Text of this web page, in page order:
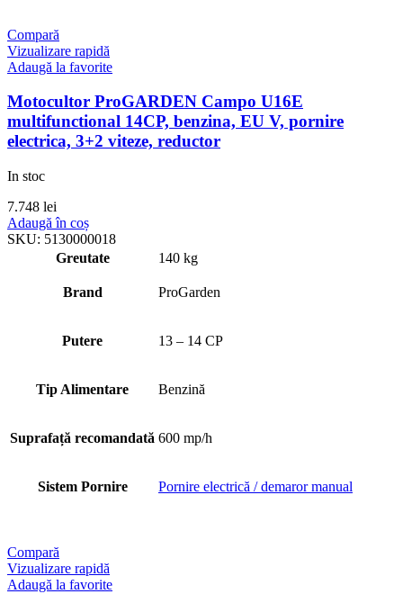
Compară
Vizualizare rapidă
Adaugă la favorite
Motocultor ProGARDEN Campo U16E
multifunctional 14CP, benzina, EU V, pornire
electrica, 3+2 viteze, reductor
In stoc
7.748 lei
Adaugă în coș
SKU: 5130000018
Greutate
140 kg
Brand ProGarden
Putere 13 – 14 CP
Tip Alimentare Benzină
Suprafață recomandată 600 mp/h
Sistem Pornire Pornire electrică / demaror manual
Compară
Vizualizare rapidă
Adaugă la favorite